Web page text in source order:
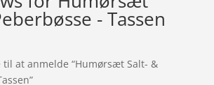
- Tassen
at anmelde “Humørsæt Salt- &